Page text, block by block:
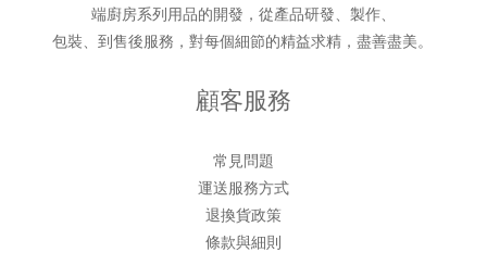
端廚房系列用品的開發，從產品研發、製作、
包裝、到售後服務，對每個細節的精益求精，盡善盡美。
顧客服務
常見問題
運送服務方式
退換貨政策
條款與細則